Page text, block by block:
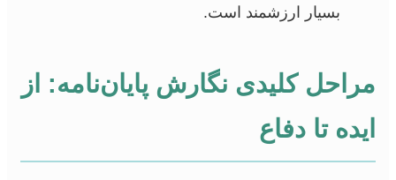
بسیار ارزشمند است.
مراحل کلیدی نگارش پایان‌نامه: از
ایده تا دفاع